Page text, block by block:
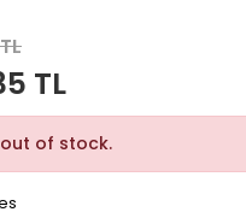
TL
of stock.